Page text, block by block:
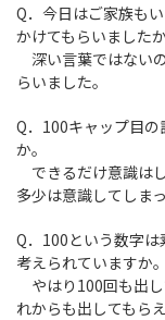
Q．今日はご家族も
かけてもらいましたか
深い言葉ではない
らいました。
Q．100キャップ目
か。
できるだけ意識は
多少は意識してしま
Q．100という数字
考えられていますか。
やはり100回も出
れからも出してもら